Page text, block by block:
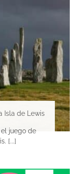
Isla de Lewis
juego de
[...]